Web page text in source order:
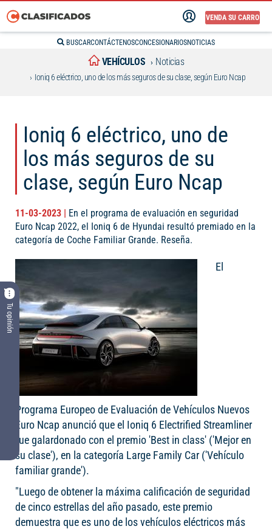
VENDA SU CARRO
BUSCARCONTÁCTENOSCONCESIONARIOSNOTICIAS
VEHÍCULOS Noticias
Ioniq 6 eléctrico, uno de los más seguros de su clase, según Euro Ncap
Ioniq 6 eléctrico, uno de
los más seguros de su
clase, según Euro Ncap
11-03-2023 | En el programa de evaluación en seguridad
Euro Ncap 2022, el Ioniq 6 de Hyundai resultó premiado en la
categoría de Coche Familiar Grande. Reseña.
El
Programa Europeo de Evaluación de Vehículos Nuevos
Euro Ncap anunció que el Ioniq 6 Electrified Streamliner
fue galardonado con el premio 'Best in class' ('Mejor en
su clase'), en la categoría Large Family Car ('Vehículo
familiar grande').
"Luego de obtener la máxima calificación de seguridad
de cinco estrellas del año pasado, este premio
demuestra que es uno de los vehículos eléctricos más
Tu opinión